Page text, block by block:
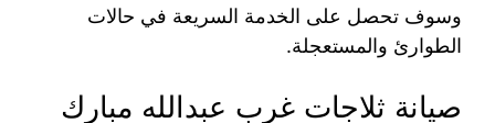
وسوف تحصل على الخدمة السريعة في حالات
الطوارئ والمستعجلة.
صيانة ثلاجات غرب عبدالله مبارك